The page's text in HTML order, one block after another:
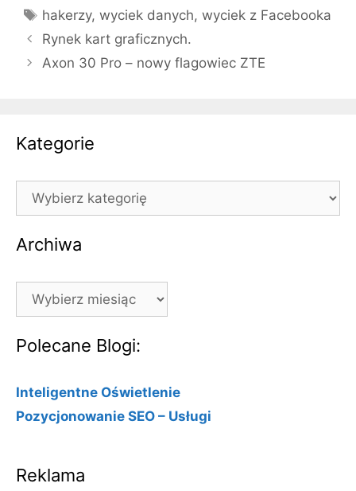
Tagi
hakerzy,wyciek danych,wyciek z Facebooka
Rynek kart graficznych.
Axon 30 Pro – nowy flagowiec ZTE
Kategorie
Kategorie
Archiwa
Archiwa
Polecane Blogi:
Inteligentne Oświetlenie
Pozycjonowanie SEO – Usługi
Reklama